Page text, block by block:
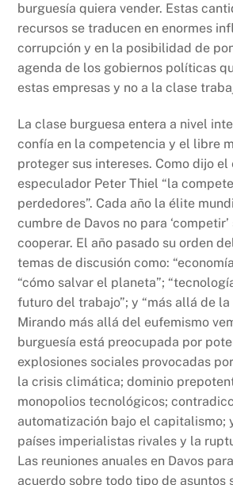
burguesía quiera vender. Estas
recursos se traducen en enormes
corrupción y en la posibilidad de
agenda de los gobiernos políticas
estas empresas y no a la clase
La clase burguesa entera a nivel
confía en la competencia y el libre
proteger sus intereses. Como dijo el
especulador Peter Thiel “la
perdedores”. Cada año la élite
cumbre de Davos no para
cooperar. El año pasado su orden
temas de discusión como:
“cómo salvar el planeta”;
futuro del trabajo”; y “más allá de la
Mirando más allá del eufemismo
burguesía está preocupada por
explosiones sociales provocadas
la crisis climática; dominio
monopolios tecnológicos;
automatización bajo el capitalismo;
países imperialistas rivales y la
Las reuniones anuales en Davos
acuerdo sobre todo tipo de asuntos